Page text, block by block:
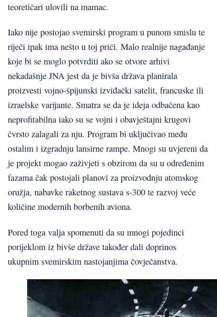
teoretičari ulovili na mamac.
Iako nije postojao svemirski program u punom smislu te
riječi ipak ima nešto u toj priči. Malo realnije nagađanje
koje bi se moglo potvrditi ako se otvore arhivi
nekadašnje JNA jest da je bivša država planirala
proizvesti vojno-špijunski izviđački satelit, francuske ili
izraelske varijante. Smatra se da je ideja odbačena kao
neprofitabilna iako su se vojni i obavještajni krugovi
čvrsto zalagali za nju. Program bi uključivao među
ostalim i izgradnju lansirne rampe. Mnogi su uvjereni da
je projekt mogao zaživjeti s obzirom da su u određenim
fazama čak postojali planovi za proizvodnju atomskog
oružja, nabavke raketnog sustava s-300 te razvoj veće
količine modernih borbenih aviona.
Pored toga valja spomenuti da su mnogi pojedinci
porijeklom iz bivše države također dali doprinos
ukupnim svemirskim nastojanjima čovječanstva.